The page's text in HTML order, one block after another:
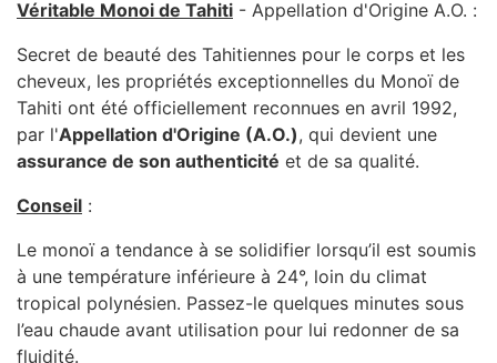
Véritable Monoi de Tahiti - Appellation d'Origine A.O. :
Secret de beauté des Tahitiennes pour le corps et les
cheveux, les propriétés exceptionnelles du Monoï de
Tahiti ont été officiellement reconnues en avril 1992,
par l'Appellation d'Origine (A.O.), qui devient une
assurance de son authenticité et de sa qualité.
Conseil :
Le monoï a tendance à se solidifier lorsqu’il est soumis
à une température inférieure à 24°, loin du climat
tropical polynésien. Passez-le quelques minutes sous
l’eau chaude avant utilisation pour lui redonner de sa
fluidité.